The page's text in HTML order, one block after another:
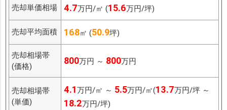
売却単価相場 4.7万円/㎡ (15.6万円/坪)
売却平均面積 168㎡ (50.9坪)
売却相場帯
(価格)
800万円 ～ 800万円
売却相場帯
(単価)
4.1万円/㎡ ～ 5.5万円/㎡(13.7万円/坪 ～
18.2万円/坪)